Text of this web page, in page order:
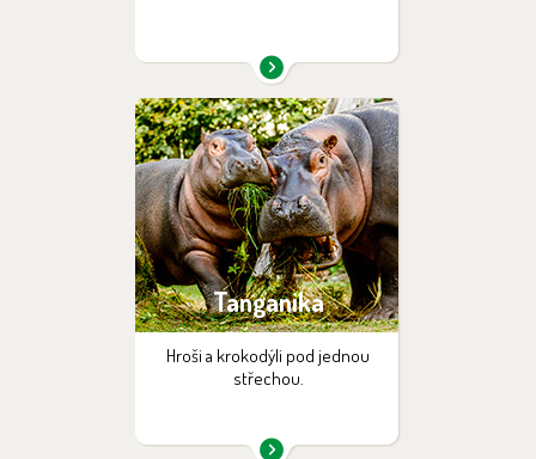
Tanganika
Hroši a krokodýli pod jednou
střechou.